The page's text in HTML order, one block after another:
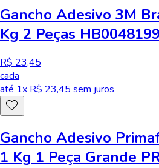
Gancho Adesivo 3M
Kg 2 Peças
R$ 23,45
cada
até 1x R$ 23,45 sem juros
Gancho Adesivo
1 Kg 1 Peça Grande